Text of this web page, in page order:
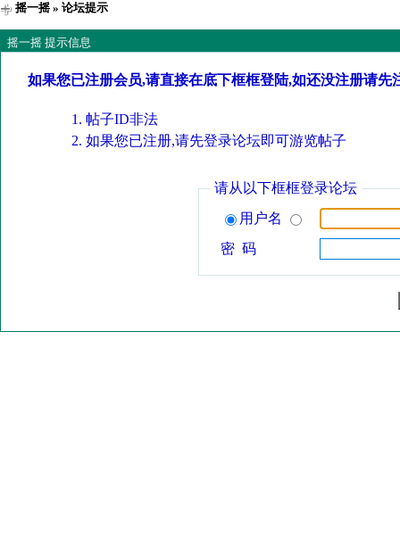
摇一摇» 论坛提示
摇一摇 提示信息
如果您已注册会员,请直接在底下框框登陆,如还没注册请先
帖子ID非法
如果您已注册,请先登录论坛即可游览帖子
请从以下框框登录论坛
用户名
密 码